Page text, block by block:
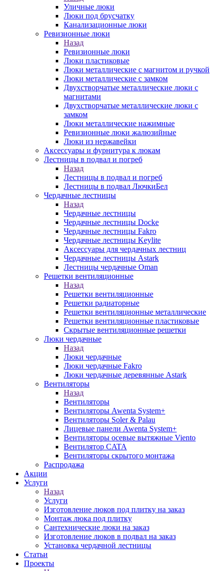
Уличные люки
Люки под брусчатку
Канализационные люки
Ревизионные люки
Назад
Ревизионные люки
Люки пластиковые
Люки металлические с магнитом и ручкой
Люки металлические с замком
Двухстворчатые металлические люки с
магнитами
Двухстворчатые металлические люки с
замком
Люки металлические нажимные
Ревизионные люки жалюзийные
Люки из нержавейки
Аксессуары и фурнитура к люкам
Лестницы в подвал и погреб
Назад
Лестницы в подвал и погреб
Лестницы в подвал ЛючкиБел
Чердачные лестницы
Назад
Чердачные лестницы
Чердачные лестницы Docke
Чердачные лестницы Fakro
Чердачные лестницы Keylite
Аксессуары для чердачных лестниц
Чердачные лестницы Astark
Лестницы чердачные Oman
Решетки вентиляционные
Назад
Решетки вентиляционные
Решетки радиаторные
Решетки вентиляционные металлические
Решетки вентиляционные пластиковые
Скрытые вентиляционные решетки
Люки чердачные
Назад
Люки чердачные
Люки чердачные Fakro
Люки чердачные деревянные Astark
Вентиляторы
Назад
Вентиляторы
Вентиляторы Awenta System+
Вентиляторы Soler & Palau
Лицевые панели Awenta System+
Вентиляторы осевые вытяжные Viento
Вентилятор CATA
Вентиляторы скрытого монтажа
Распродажа
Акции
Услуги
Назад
Услуги
Изготовление люков под плитку на заказ
Монтаж люка под плитку
Сантехнические люки на заказ
Изготовление люков в подвал на заказ
Установка чердачной лестницы
Статьи
Проекты